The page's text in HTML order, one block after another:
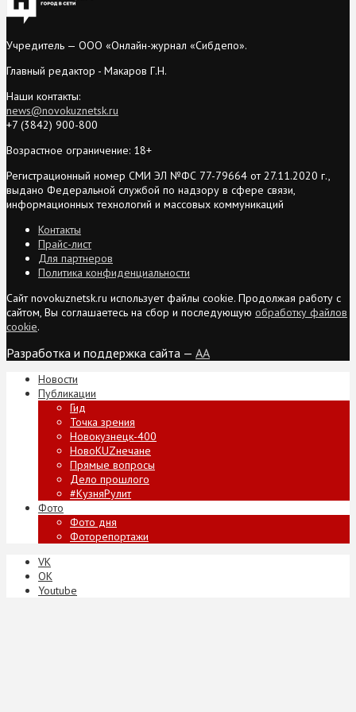
Учредитель — ООО «Онлайн-журнал «Сибдепо».
Главный редактор - Макаров Г.Н.
Наши контакты:
news@novokuznetsk.ru
+7 (3842) 900-800
Возрастное ограничение: 18+
Регистрационный номер СМИ ЭЛ №ФС 77-79664 от 27.11.2020 г.,
выдано Федеральной службой по надзору в сфере связи,
информационных технологий и массовых коммуникаций
Контакты
Прайс-лист
Для партнеров
Политика конфиденциальности
Сайт novokuznetsk.ru использует файлы cookie. Продолжая работу с
сайтом, Вы соглашаетесь на сбор и последующую обработку файлов
cookie.
Разработка и поддержка сайта — AA
Новости
Публикации
Гид
Точка зрения
Новокузнецк-400
НовоKUZнечане
Прямые вопросы
Дело прошлого
#КузняРулит
Фото
Фото дня
Фоторепортажи
VK
ОК
Youtube